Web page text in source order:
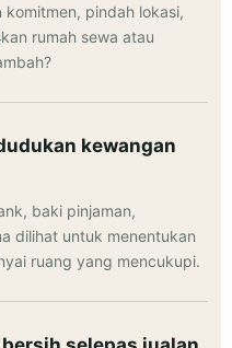
pindah lokasi,
rumah sewa atau
kewangan
baki pinjaman,
dilihat untuk menentukan
ruang yang mencukupi.